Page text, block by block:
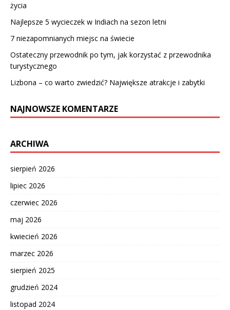
życia
Najlepsze 5 wycieczek w Indiach na sezon letni
7 niezapomnianych miejsc na świecie
Ostateczny przewodnik po tym, jak korzystać z przewodnika
turystycznego
Lizbona – co warto zwiedzić? Największe atrakcje i zabytki
NAJNOWSZE KOMENTARZE
ARCHIWA
sierpień 2026
lipiec 2026
czerwiec 2026
maj 2026
kwiecień 2026
marzec 2026
sierpień 2025
grudzień 2024
listopad 2024